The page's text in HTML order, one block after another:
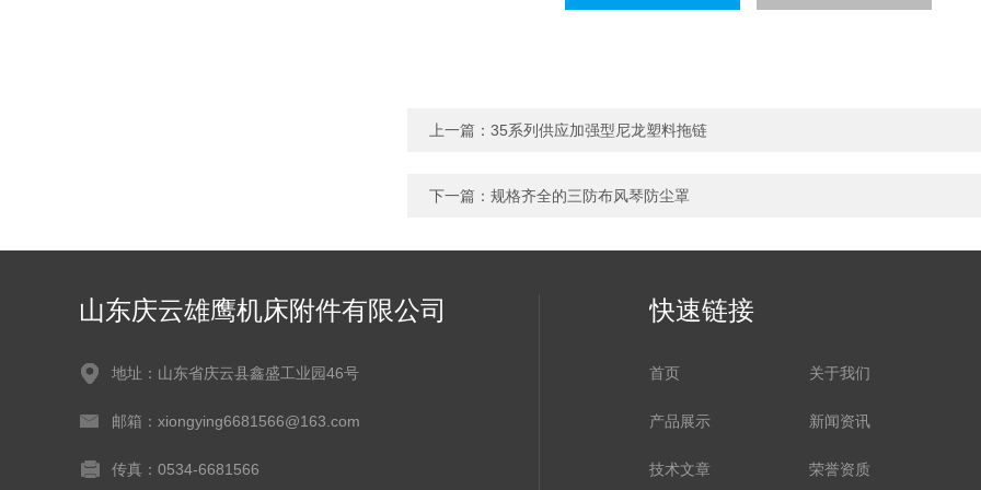
上一篇： 35系列供应加强型尼龙塑料拖链
下一篇： 规格齐全的三防布风琴防尘罩
山东庆云雄鹰机床附件有限公司
地址：山东省庆云县鑫盛工业园46号
邮箱：xiongying6681566@163.com
传真：0534-6681566
快速链接
首页 关于我们
产品展示 新闻资讯
技术文章 荣誉资质